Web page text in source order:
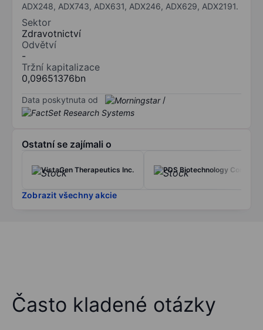
ADX248, ADX743, ADX631, ADX246, ADX629, ADX2191.
Sektor
Zdravotnictví
Odvětví
-
Tržní kapitalizace
0,09651376bn
Data poskytnuta od /
Ostatní se zajímali o
VistaGen Therapeutics Inc. PDS Biotechnology Corp.
Zobrazit všechny akcie
Často kladené otázky